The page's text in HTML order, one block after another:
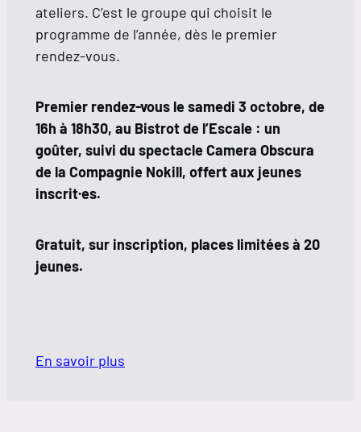
ateliers. C’est le groupe qui choisit le
programme de l’année, dès le premier
rendez-vous.
Premier rendez-vous le samedi 3 octobre, de
16h à 18h30, au Bistrot de l’Escale : un
goûter, suivi du spectacle Camera Obscura
de la Compagnie Nokill, offert aux jeunes
inscrit·es.
Gratuit, sur inscription, places limitées à 20
jeunes.
En savoir plus